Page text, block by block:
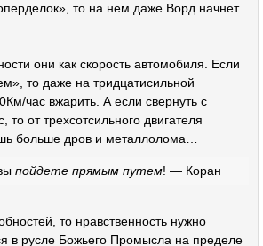
то на нем даже Ворд начнет
они как скорость автомобиля. Если
то даже на тридцатисильной
час вжарить. А если свернуть с
то от трехсотсильного двигателя
больше дров и металлолома…
пойдете прямым путем! — Коран
то нравственность нужно
в русле Божьего Промысла на пределе